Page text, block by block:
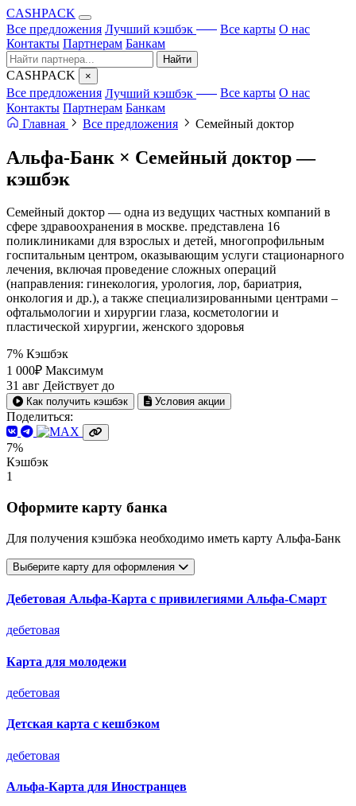
CASHPACK
Все предложения Лучший кэшбэк Все карты О нас
Контакты Партнерам Банкам
Найти
CASHPACK ×
Все предложения Лучший кэшбэк Все карты О нас
Контакты Партнерам Банкам
Главная
Все предложения Семейный доктор
Альфа-Банк × Семейный доктор —
кэшбэк
Семейный доктор — одна из ведущих частных компаний в
сфере здравоохранения в москве. представлена 16
поликлиниками для взрослых и детей, многопрофильным
госпитальным центром, оказывающим услуги стационарного
лечения, включая проведение сложных операций
(направления: гинекология, урология, лор, бариатрия,
онкология и др.), а также специализированными центрами –
офтальмологии и хирургии глаза, косметологии и
пластической хирургии, женского здоровья
7% Кэшбэк
1 000₽ Максимум
31 авг Действует до
Как получить кэшбэк Условия акции
Поделиться:
7%
Кэшбэк
1
Оформите карту банка
Для получения кэшбэка необходимо иметь карту Альфа-Банк
Выберите карту для оформления
Дебетовая Альфа‑Карта с привилегиями Альфа‑Смарт
дебетовая
Карта для молодежи
дебетовая
Детская карта с кешбэком
дебетовая
Альфа-Карта для Иностранцев